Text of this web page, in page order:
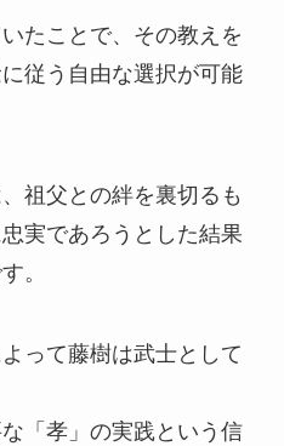
たことで、その教えを
従う自由な選択が可能
祖父との絆を裏切るも
実であろうとした結果
。
って藤樹は武士として
「孝」の実践という信